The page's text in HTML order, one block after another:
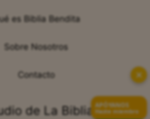
es Biblia Bendita
Sobre Nosotros
Contacto
de La Biblia
✕
APÓYANOS
Hazte miembro